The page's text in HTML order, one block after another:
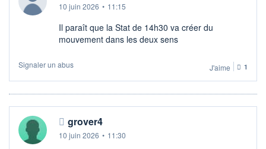
10 juin 2026 • 11:15
Il paraît que la Stat de 14h30 va créer du
mouvement dans les deux sens
Signaler un abus J'aime 1
grover4
10 juin 2026 • 11:30